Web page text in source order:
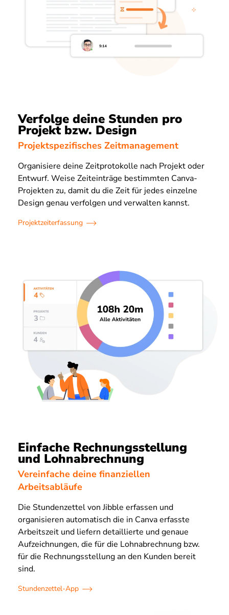
Verfolge deine Stunden pro
Projekt bzw. Design
Projektspezifisches Zeitmanagement
Organisiere deine Zeitprotokolle nach Projekt oder
Entwurf. Weise Zeiteinträge bestimmten Canva-
Projekten zu, damit du die Zeit für jedes einzelne
Design genau verfolgen und verwalten kannst.
Projektzeiterfassung
Einfache Rechnungsstellung
und Lohnabrechnung
Vereinfache deine finanziellen
Arbeitsabläufe
Die Stundenzettel von Jibble erfassen und
organisieren automatisch die in Canva erfasste
Arbeitszeit und liefern detaillierte und genaue
Aufzeichnungen, die für die Lohnabrechnung bzw.
für die Rechnungsstellung an den Kunden bereit
sind.
Stundenzettel-App